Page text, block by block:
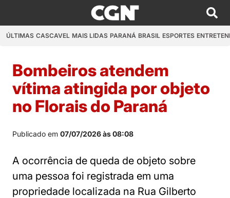
ÚLTIMAS CASCAVEL MAIS LIDAS PARANÁ BRASIL ESPORTES
Bombeiros atendem
vítima atingida por objeto
no Florais do Paraná
Publicado em 07/07/2026 às 08:08
A ocorrência de queda de objeto sobre
uma pessoa foi registrada em uma
propriedade localizada na Rua Gilberto